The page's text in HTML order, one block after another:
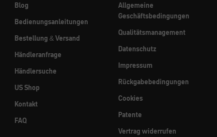
Blog
Bedienungsanleitungen
Bestellung & Versand
Händleranfrage
Händlersuche
US Shop
Kontakt
FAQ
Allgemeine
Geschäftsbedingungen
Qualitätsmanagement
Datenschutz
Impressum
Rückgabebedingungen
Cookies
Patente
Vertrag widerrufen